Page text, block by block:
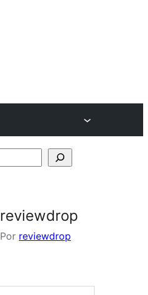
reviewdrop
Por reviewdrop